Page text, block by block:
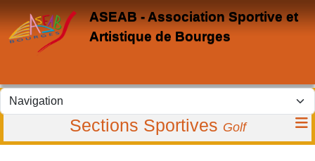
ASEAB - Association Sportive et
Artistique de Bourges
Sections Sportives Golf
Panneau de gestion des cookies